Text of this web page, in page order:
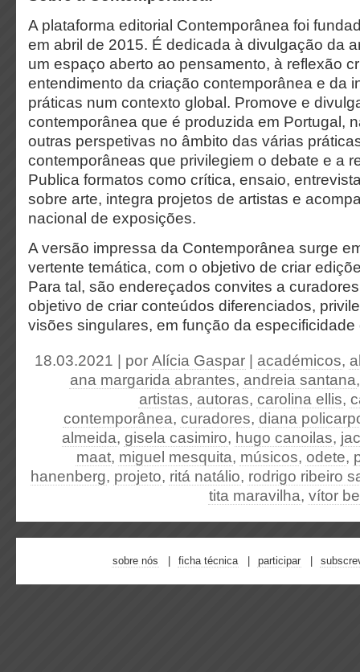
A plataforma editorial Contemporânea foi
em abril de 2015. É dedicada à divulgação da
um espaço aberto ao pensamento, à reflexão
entendimento da criação contemporânea e da
práticas num contexto global. Promove e
contemporânea que é produzida em Portugal,
outras perspetivas no âmbito das várias
contemporâneas que privilegiem o debate e a
Publica formatos como crítica, ensaio,
sobre arte, integra projetos de artistas e
nacional de exposições.
A versão impressa da Contemporânea surge
vertente temática, com o objetivo de criar
Para tal, são endereçados convites a
objetivo de criar conteúdos diferenciados,
visões singulares, em função da especificidade
18.03.2021 | por Alícia Gaspar académicos,
ana margarida abrantes, andreia santana
artistas, autoras, carolina ellis,
contemporânea, curadores, diana
almeida, gisela casimiro, hugo canoilas,
maat, miguel mesquita, músicos, odete,
hanenberg, projeto, ritá natálio, rodrigo ribeiro
tita maravilha, vítor
sobre nós ficha técnica participar